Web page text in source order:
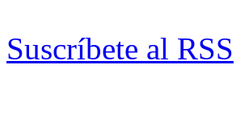
Suscríbete al RSS